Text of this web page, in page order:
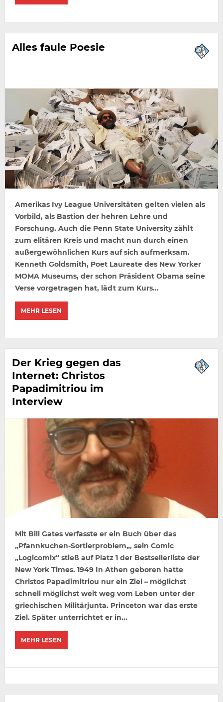
Alles faule Poesie
Amerikas Ivy League Universitäten gelten vielen als
Vorbild, als Bastion der hehren Lehre und
Forschung. Auch die Penn State University zählt
zum elitären Kreis und macht nun durch einen
außergewöhnlichen Kurs auf sich aufmerksam.
Kenneth Goldsmith, Poet Laureate des New Yorker
MOMA Museums, der schon Präsident Obama seine
Verse vorgetragen hat, lädt zum Kurs...
MEHR LESEN
Der Krieg gegen das
Internet: Christos
Papadimitriou im
Interview
Mit Bill Gates verfasste er ein Buch über das
„Pfannkuchen-Sortierproblem„, sein Comic
„Logicomix“ stieß auf Platz 1 der Bestsellerliste der
New York Times. 1949 In Athen geboren hatte
Christos Papadimitriou nur ein Ziel – möglichst
schnell möglichst weit weg vom Leben unter der
griechischen Militärjunta. Princeton war das erste
Ziel. Später unterrichtet er in...
MEHR LESEN